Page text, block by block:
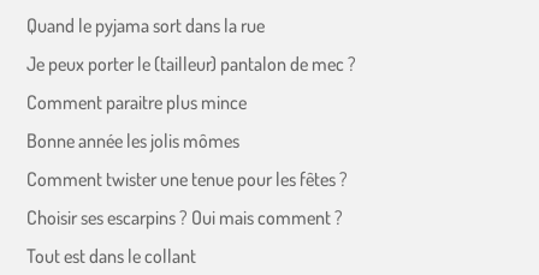
Quand le pyjama sort dans la rue
Je peux porter le (tailleur) pantalon de mec ?
Comment paraitre plus mince
Bonne année les jolis mômes
Comment twister une tenue pour les fêtes ?
Choisir ses escarpins ? Oui mais comment ?
Tout est dans le collant